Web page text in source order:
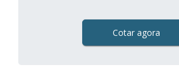
Cotar agora